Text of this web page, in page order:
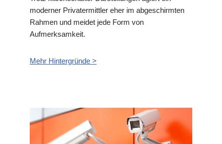
moderner Privatermittler eher im abgeschirmten
Rahmen und meidet jede Form von
Aufmerksamkeit.
Mehr Hintergründe >